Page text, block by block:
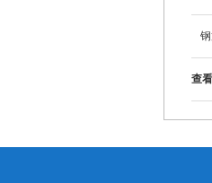
查